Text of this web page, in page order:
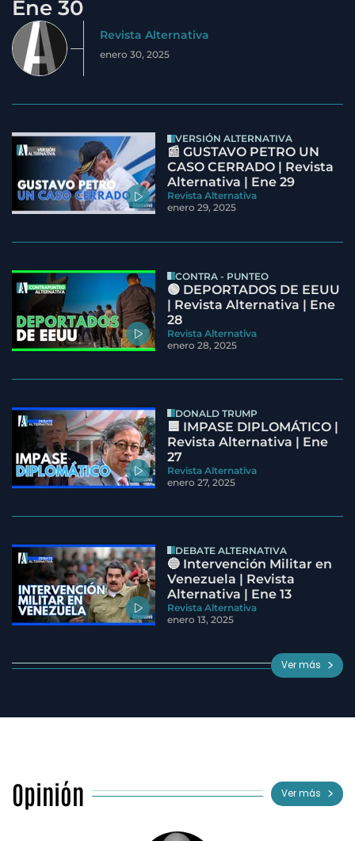
Ene 30
Revista Alternativa
enero 30, 2025
VERSIÓN ALTERNATIVA
📰 GUSTAVO PETRO UN
CASO CERRADO | Revista
Alternativa | Ene 29
Revista Alternativa
enero 29, 2025
CONTRA - PUNTEO
🟢 DEPORTADOS DE EEUU
| Revista Alternativa | Ene
28
Revista Alternativa
enero 28, 2025
DONALD TRUMP
🟦 IMPASE DIPLOMÁTICO |
Revista Alternativa | Ene
27
Revista Alternativa
enero 27, 2025
DEBATE ALTERNATIVA
🔵 Intervención Militar en
Venezuela | Revista
Alternativa | Ene 13
Revista Alternativa
enero 13, 2025
Ver más
Opinión Ver más